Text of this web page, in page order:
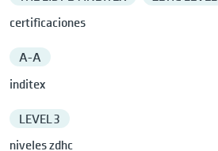
certificaciones
A-A
inditex
LEVEL 3
niveles zdhc